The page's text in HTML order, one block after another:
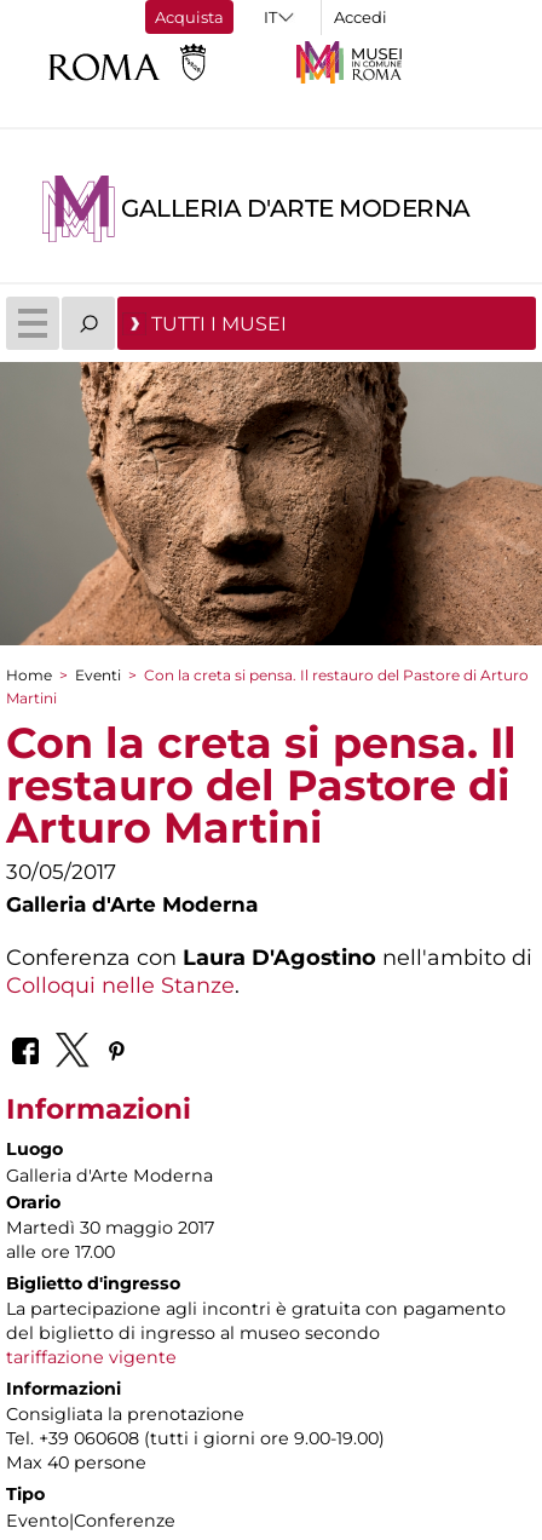
Acquista Accedi
GALLERIA D'ARTE MODERNA
TUTTI I MUSEI
Tu sei qui
Home > Eventi > Con la creta si pensa. Il restauro del Pastore di Arturo
Martini
Con la creta si pensa. Il
restauro del Pastore di
Arturo Martini
30/05/2017
Galleria d'Arte Moderna
Conferenza con Laura D'Agostino nell'ambito di
Colloqui nelle Stanze.
Informazioni
Luogo
Galleria d'Arte Moderna
Orario
Martedì 30 maggio 2017
alle ore 17.00
Biglietto d'ingresso
La partecipazione agli incontri è gratuita con pagamento
del biglietto di ingresso al museo secondo
tariffazione vigente
Informazioni
Consigliata la prenotazione
Tel. +39 060608 (tutti i giorni ore 9.00-19.00)
Max 40 persone
Tipo
Evento|Conferenze